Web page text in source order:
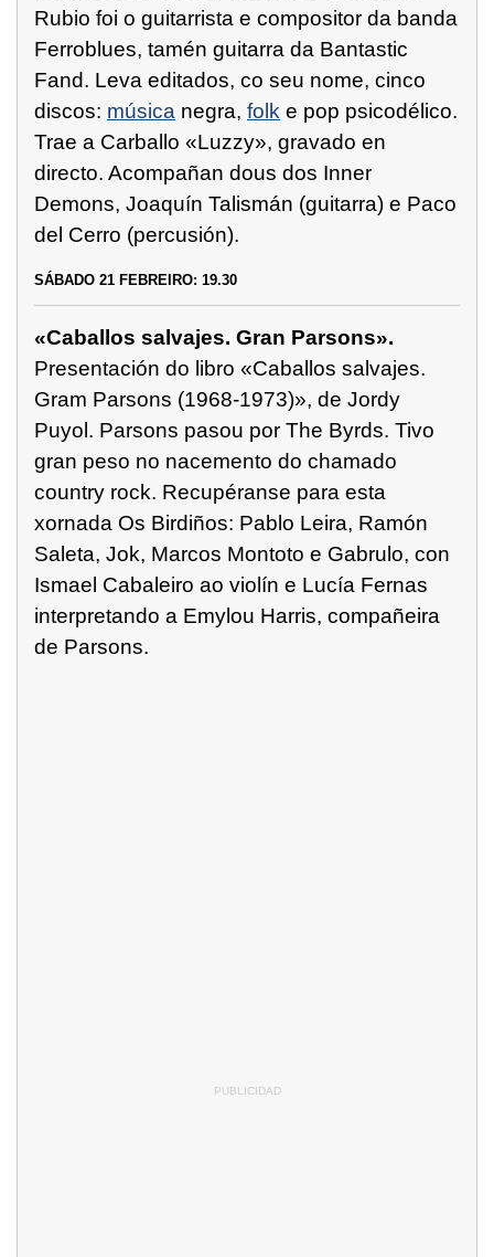
Rubio foi o guitarrista e compositor da banda
Ferroblues, tamén guitarra da Bantastic
Fand. Leva editados, co seu nome, cinco
discos: música negra, folk e pop psicodélico.
Trae a Carballo «Luzzy», gravado en
directo. Acompañan dous dos Inner
Demons, Joaquín Talismán (guitarra) e Paco
del Cerro (percusión).
SÁBADO 21 FEBREIRO: 19.30
«Caballos salvajes. Gran Parsons».
Presentación do libro «Caballos salvajes.
Gram Parsons (1968-1973)», de Jordy
Puyol. Parsons pasou por The Byrds. Tivo
gran peso no nacemento do chamado
country rock. Recupéranse para esta
xornada Os Birdiños: Pablo Leira, Ramón
Saleta, Jok, Marcos Montoto e Gabrulo, con
Ismael Cabaleiro ao violín e Lucía Fernas
interpretando a Emylou Harris, compañeira
de Parsons.